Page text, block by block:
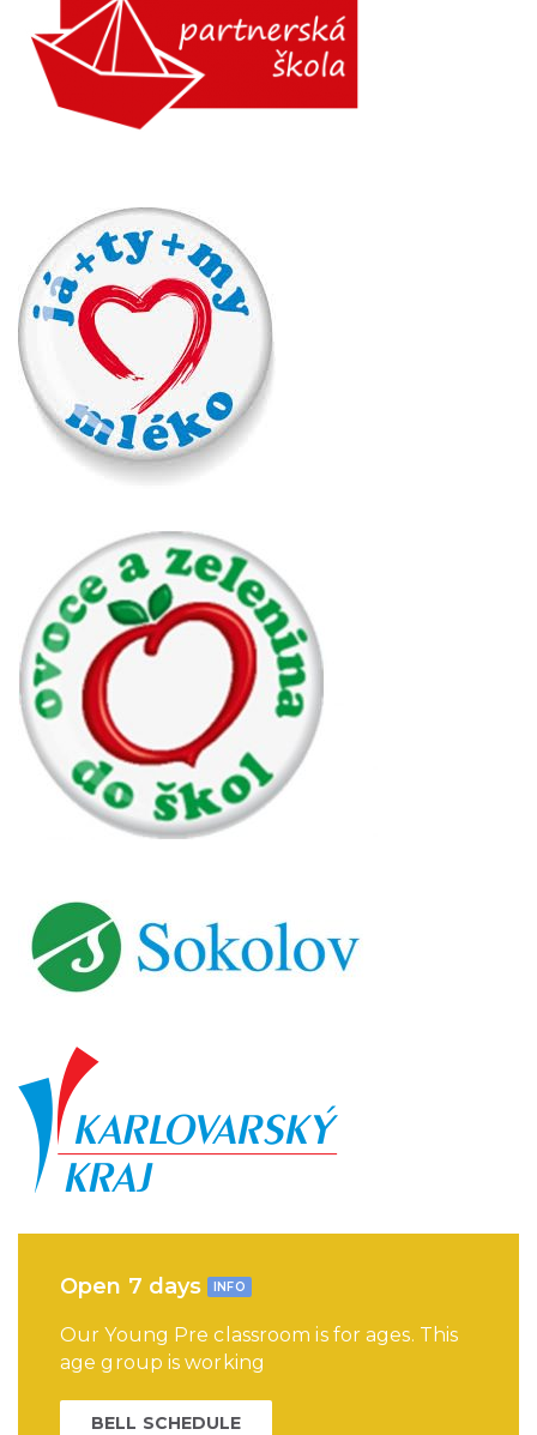
Open 7 days INFO
Our Young Pre classroom is for ages. This
age group is working
BELL SCHEDULE